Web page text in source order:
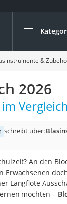
Die
Freizeit &
Trampolin
Metalldetektor
Eufab-
Trampolin
Aluminium-
Futterboot
Air Bike
&
2026
schreibt über:
An den
Langflöte
möchten –